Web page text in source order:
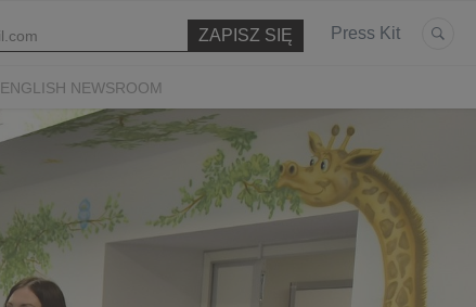
Press Kit
ENGLISH NEWSROOM